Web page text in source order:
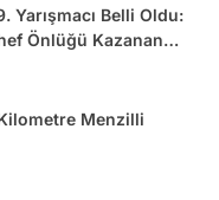
Yarışmacı Belli Oldu:
Önlüğü Kazanan
Menzilli